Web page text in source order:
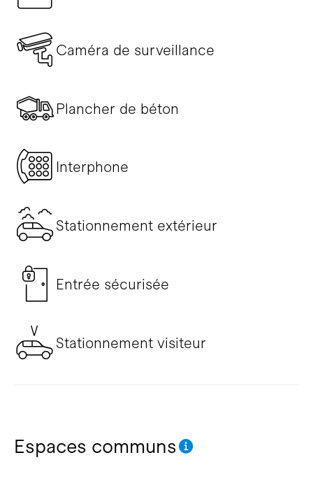
Caméra de surveillance
Plancher de béton
Interphone
Stationnement extérieur
Entrée sécurisée
Stationnement visiteur
Espaces communs